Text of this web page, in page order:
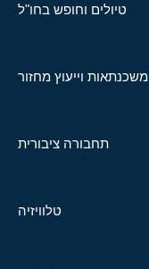
טיולים וחופש בחו"ל
משכנתאות וייעוץ מחזור
תחבורה ציבורית
טלוויזיה